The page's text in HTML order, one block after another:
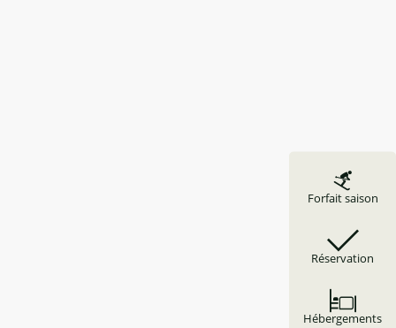
Forfait saison
Réservation
Hébergements